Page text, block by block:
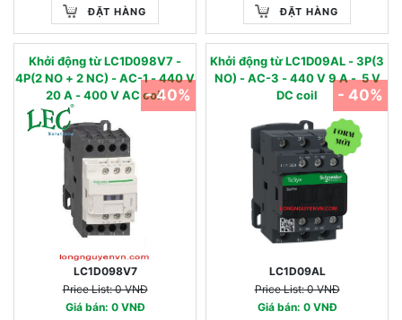
ĐẶT HÀNG ĐẶT HÀNG
Khởi động từ LC1D098V7 -
4P(2 NO + 2 NC) - AC-1 - 440 V
20 A - 400 V AC coil
LC1D098V7
Price List: 0 VNĐ
Giá bán: 0 VNĐ
- 40%
Khởi động từ LC1D09AL - 3P(3
NO) - AC-3 - 440 V 9 A - 5 V
DC coil
LC1D09AL
Price List: 0 VNĐ
Giá bán: 0 VNĐ
- 40%